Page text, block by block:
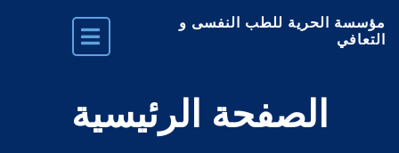
مؤسسة الحرية للطب النفسى و
التعافي
الصفحة الرئيسية